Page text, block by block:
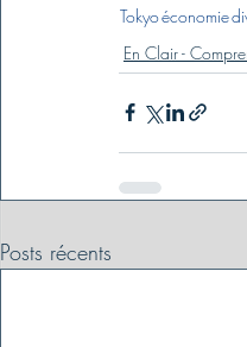
Tokyoéconomie
En Clair -
Posts récents